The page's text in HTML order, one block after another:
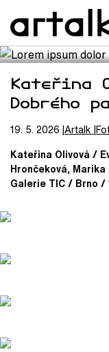
Kateřina
Dobrého
19. 5. 2026 Artalk
Kateřina Olivová /
Hrončeková,
Galerie TIC / Brno /